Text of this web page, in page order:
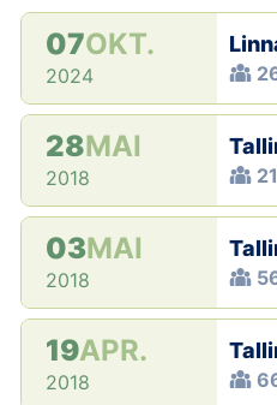
07OKT.
2024
28MAI
2018
03MAI
2018
19APR.
2018